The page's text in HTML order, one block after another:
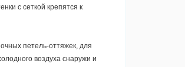
с сеткой крепятся к
петель-оттяжек, для
воздуха снаружи и